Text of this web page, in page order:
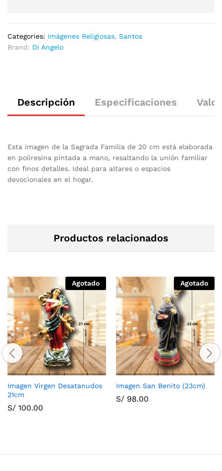
Categories: Imágenes Religiosas, Santos
Brand: Di Angelo
Descripción Especificaciones
Esta imagen de la Sagrada Familia de 20 cm está elaborada
en poliresina pintada a mano, resaltando la unión familiar
con finos detalles. Ideal para altares o espacios
devocionales en el hogar.
Productos relacionados
Agotado
Imagen Virgen Desatanudos
21cm
S/ 100.00
Agotado
Imagen San Benito (23cm)
S/ 98.00